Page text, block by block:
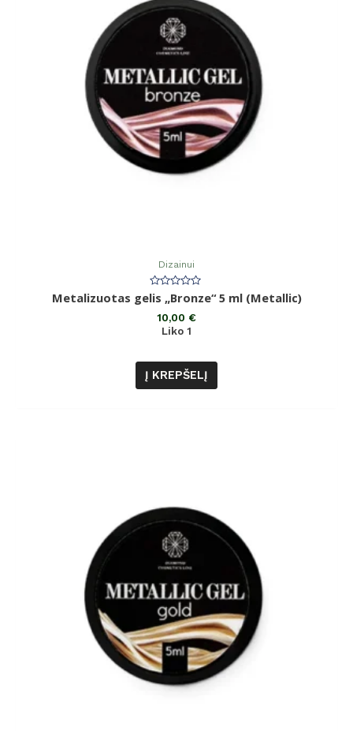
Dizainui
Įvertinimas:
0
iš
Metalizuotas gelis „Bronze“ 5 ml (Metallic)
10,00 €
Liko 1
Į KREPŠELĮ